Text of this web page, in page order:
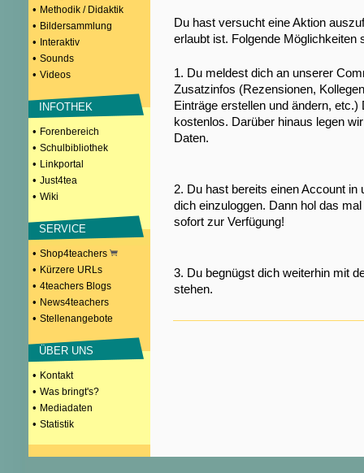
• Methodik / Didaktik
• Bildersammlung
• Interaktiv
• Sounds
• Videos
INFOTHEK
• Forenbereich
• Schulbibliothek
• Linkportal
• Just4tea
• Wiki
SERVICE
• Shop4teachers
• Kürzere URLs
• 4teachers Blogs
• News4teachers
• Stellenangebote
ÜBER UNS
• Kontakt
• Was bringt's?
• Mediadaten
• Statistik
Du hast versucht eine Aktion
erlaubt ist. Folgende Möglichkeiten
1. Du meldest dich an unserer
Zusatzinfos (Rezensionen,
Einträge erstellen und ändern,
kostenlos. Darüber hinaus legen
Daten.
2. Du hast bereits einen Account
dich einzuloggen. Dann hol das
sofort zur Verfügung!
3. Du begnügst dich weiterhin mit
stehen.